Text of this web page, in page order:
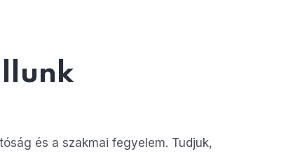
és a szakmai fegyelem. Tudjuk,